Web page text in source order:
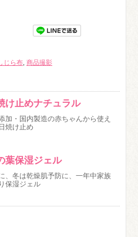
じら布 商品撮影
け止めナチュラル
加・国内製造の赤ちゃんから使え
焼け止め
葉保湿ジェル
、冬は乾燥肌予防に、一年中家族
保湿ジェル